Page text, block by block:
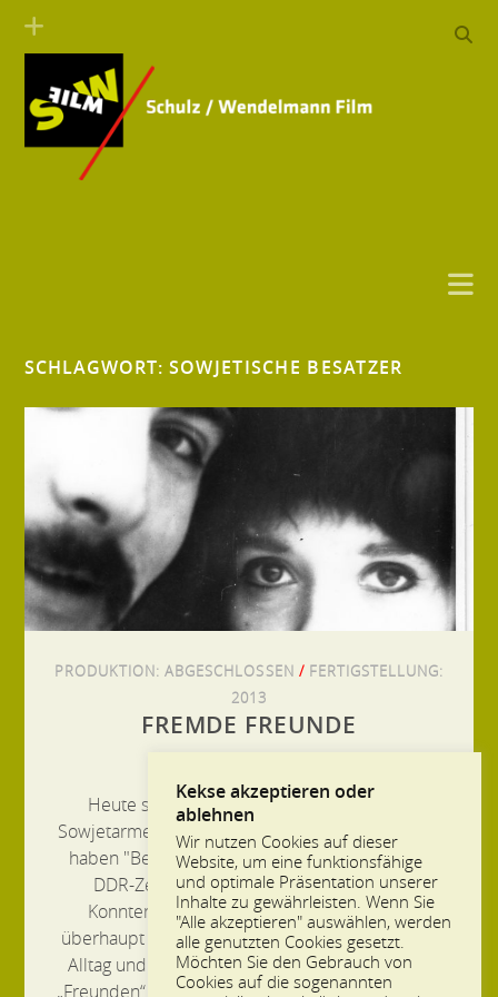
SCHLAGWORT: SOWJETISCHE BESATZER
PRODUKTION:ABGESCHLOSSEN / FERTIGSTELLUNG:
2013
FREMDE FREUNDE
Heute sind von der einst so ruhmreichen
Sowjetarmee kaum noch Spuren übrig. Wie aber
haben "Besatzer" und "Besetzte" eigentlich zu
DDR-Zeiten alltäglich zusammengelebt?
Konnten damals aus ehemaligen Feinden
überhaupt richtige Freunde werden? Wie sahen
Alltag und besondere Momente zwischen den
„Freunden“ und der deutschen Bevölkerung aus?
Kekse akzeptieren oder
ablehnen
Wir nutzen Cookies auf dieser
Website, um eine funktionsfähige
und optimale Präsentation unserer
Inhalte zu gewährleisten. Wenn Sie
"Alle akzeptieren" auswählen, werden
alle genutzten Cookies gesetzt.
Möchten Sie den Gebrauch von
Cookies auf die sogenannten